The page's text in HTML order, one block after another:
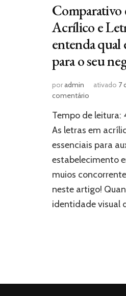
Comparativo
Acrílico e
entenda qual
para o seu
poradmin ativado 7
comentário
entre
Letras
Acrílico
e
em
PVC:
entenda
Tempo de leitura:
As letras em
essenciais para
estabelecimento
muios
neste artigo!
identidade visual